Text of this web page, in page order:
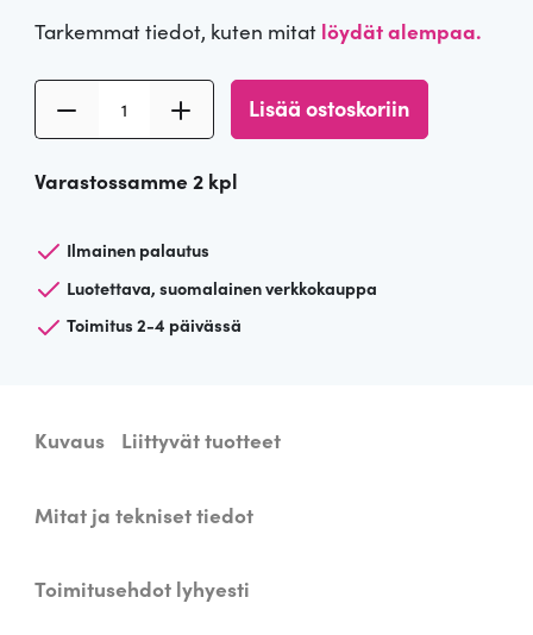
Tarkemmat tiedot, kuten mitat löydät alempaa.
n
n
a
m
j
l
W
Lisää ostoskoriin
Varastossamme 2 kpl
Ilmainen palautus
Luotettava, suomalainen verkkokauppa
Toimitus 2-4 päivässä
Kuvaus Liittyvät tuotteet
Mitat ja tekniset tiedot
Toimitusehdot lyhyesti